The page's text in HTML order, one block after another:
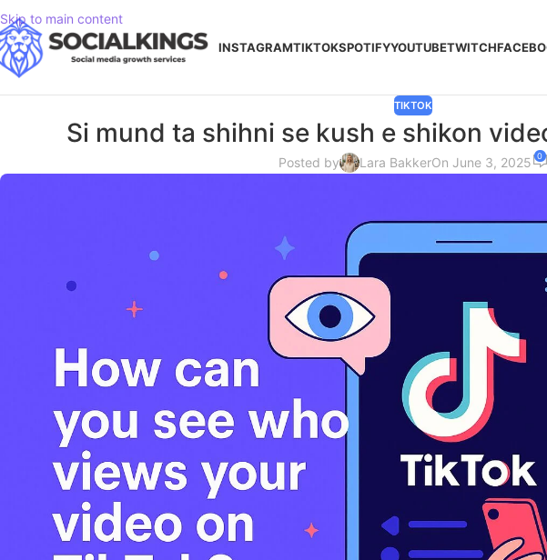
Skip to main content
INSTAGRAMTIKTOKSPOTIFYYOUTUBETWITCH
TIKTOK
Si mund ta shihni se kush e shikon
Posted by Lara BakkerOn June 3, 2025 0